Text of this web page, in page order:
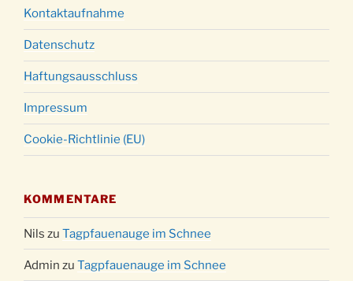
Kontaktaufnahme
Datenschutz
Haftungsausschluss
Impressum
Cookie-Richtlinie (EU)
KOMMENTARE
Nils zu Tagpfauenauge im Schnee
Admin zu Tagpfauenauge im Schnee